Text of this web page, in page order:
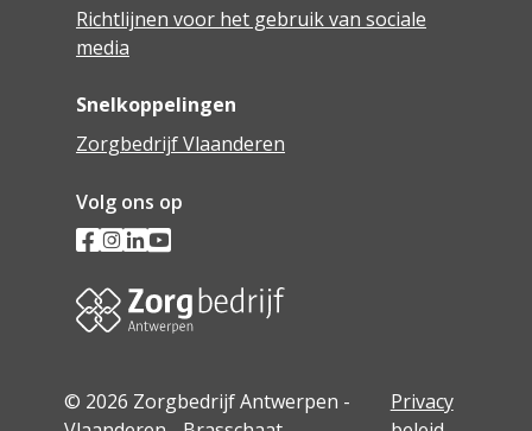
Richtlijnen voor het gebruik van sociale
media
Snelkoppelingen
Zorgbedrijf Vlaanderen
Volg ons op
© 2026 Zorgbedrijf Antwerpen -
Privacy